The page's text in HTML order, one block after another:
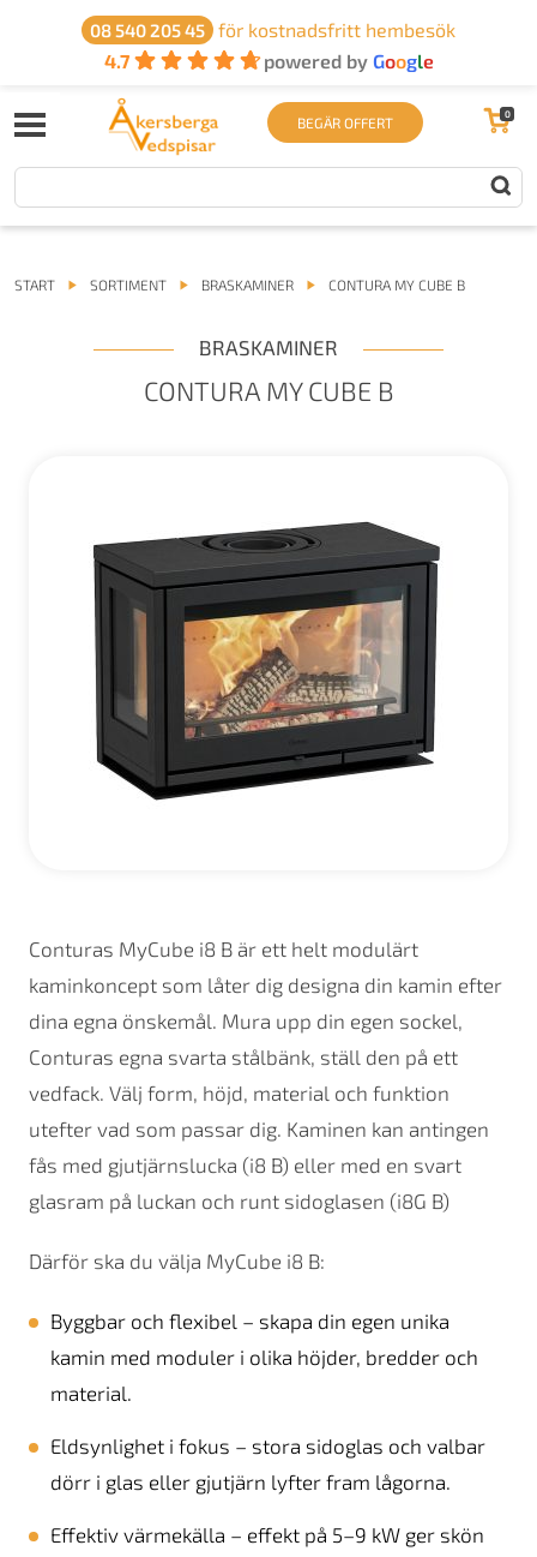
08 540 205 45
för kostnadsfritt hembesök
4.7
powered by Google
BEGÄR OFFERT 0
START SORTIMENT BRASKAMINER CONTURA MY CUBE B
BRASKAMINER
CONTURA MY CUBE B
Conturas MyCube i8 B är ett helt modulärt
kaminkoncept som låter dig designa din kamin efter
dina egna önskemål. Mura upp din egen sockel,
Conturas egna svarta stålbänk, ställ den på ett
vedfack. Välj form, höjd, material och funktion
utefter vad som passar dig. Kaminen kan antingen
fås med gjutjärnslucka (i8 B) eller med en svart
glasram på luckan och runt sidoglasen (i8G B)
Därför ska du välja MyCube i8 B:
Byggbar och flexibel – skapa din egen unika
kamin med moduler i olika höjder, bredder och
material.
Eldsynlighet i fokus – stora sidoglas och valbar
dörr i glas eller gjutjärn lyfter fram lågorna.
Effektiv värmekälla – effekt på 5–9 kW ger skön